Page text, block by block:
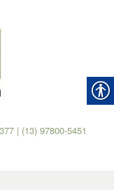
| (13) 97800-5451